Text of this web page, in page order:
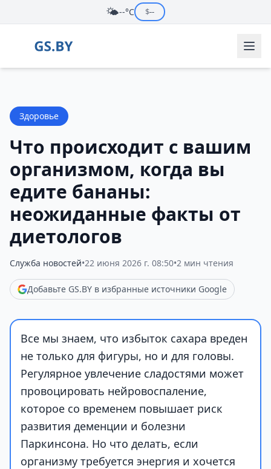
🌤️--°C $--
Здоровье
Что происходит с вашим
организмом, когда вы
едите бананы:
неожиданные факты от
диетологов
Служба новостей•22 июня 2026 г. 08:50•2 мин чтения
Добавьте GS.BY в избранные источники Google
Все мы знаем, что избыток сахара вреден
не только для фигуры, но и для головы.
Регулярное увлечение сладостями может
провоцировать нейровоспаление,
которое со временем повышает риск
развития деменции и болезни
Паркинсона. Но что делать, если
организму требуется энергия и хочется